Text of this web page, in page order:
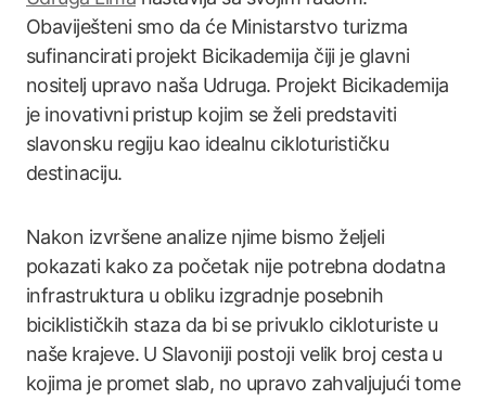
Obaviješteni smo da će Ministarstvo turizma
sufinancirati projekt Bicikademija čiji je glavni
nositelj upravo naša Udruga. Projekt Bicikademija
je inovativni pristup kojim se želi predstaviti
slavonsku regiju kao idealnu cikloturističku
destinaciju.
Nakon izvršene analize njime bismo željeli
pokazati kako za početak nije potrebna dodatna
infrastruktura u obliku izgradnje posebnih
biciklističkih staza da bi se privuklo cikloturiste u
naše krajeve. U Slavoniji postoji velik broj cesta u
kojima je promet slab, no upravo zahvaljujući tome